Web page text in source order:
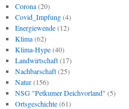
Corona(20)
Covid_Impfung(4)
Energiewende(12)
Klima(62)
Klima-Hype(40)
Landwirtschaft(17)
Nachbarschaft(25)
Natur(156)
NSG "Petkumer Deichvorland" (5)
Ortsgeschichte(61)